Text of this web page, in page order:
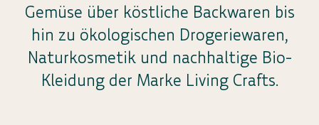
Gemüse über köstliche Backwaren bis
hin zu ökologischen Drogeriewaren,
Naturkosmetik und nachhaltige Bio-
Kleidung der Marke Living Crafts.